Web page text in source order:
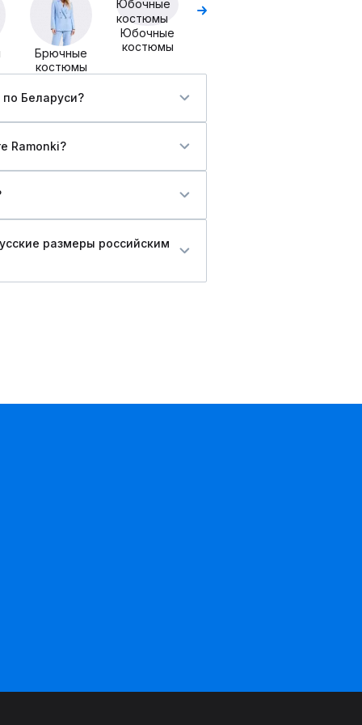
Брючные
костюмы
Юбочные
костюмы
Беларуси?
Ramonki?
размеры российским